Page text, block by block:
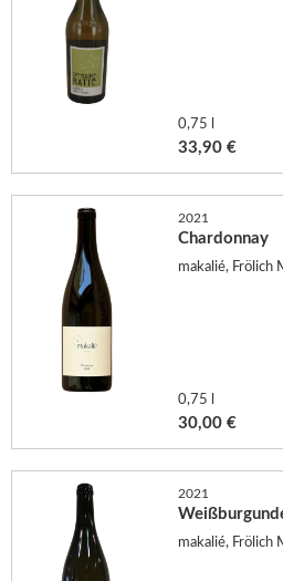
0,75 l
33,90 €
2021
Chardonnay
makalié, Frölich
0,75 l
30,00 €
2021
makalié, Frölich